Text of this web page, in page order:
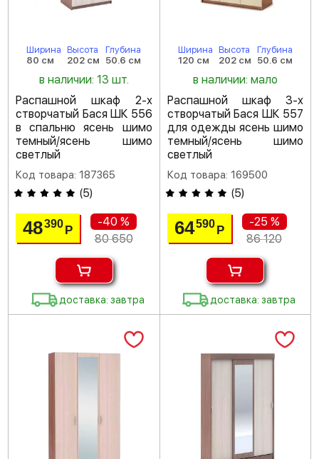
Ширина
80 см
Высота
202 см
Глубина
50.6 см
в наличии: 13 шт.
Распашной шкаф 2-х
створчатый Бася ШК 556
в спальню ясень шимо
темный/ясень шимо
светлый
Код товара: 187365
(5)
48390Р
-40 %
80 650
доставка: завтра
Ширина
120 см
Высота
202 см
Глубина
50.6 см
в наличии: мало
Распашной шкаф 3-х
створчатый Бася ШК 557
для одежды ясень шимо
темный/ясень шимо
светлый
Код товара: 169500
(5)
64590 Р
-25 %
86 120
доставка: завтра